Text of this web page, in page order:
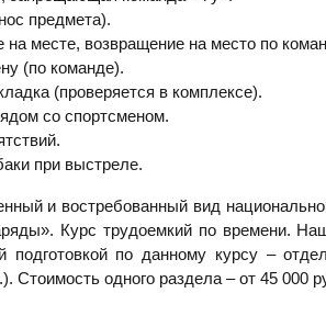
предмета).
месте, возвращение на место по
(по команде).
(проверяется в комплексе).
со спортсменом.
при выстреле.
и востребованный вид
Курс трудоемкий по времени.
подготовкой по данному курсу –
Стоимость одного раздела – от 45 000